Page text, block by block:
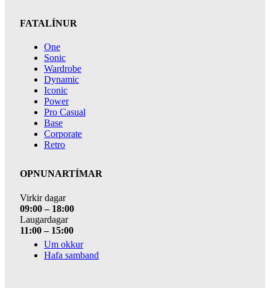
FATALÍNUR
One
Sonic
Wardrobe
Dynamic
Iconic
Power
Pro Casual
Base
Corporate
Retro
OPNUNARTÍMAR
Virkir dagar
09:00 – 18:00
Laugardagar
11:00 – 15:00
Um okkur
Hafa samband